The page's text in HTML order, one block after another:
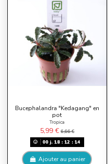
Bucephalandra "Kedagang" en
pot
Tropica
5,99 €6,66 €
00 j. 18 :12 :13
Ajouter au panier